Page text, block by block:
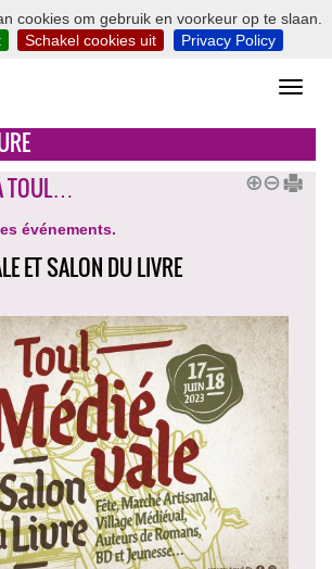
cookies om gebruik en voorkeur op te slaan.
Schakel cookies uit Privacy Policy
TOUL…
événements.
ET SALON DU LIVRE